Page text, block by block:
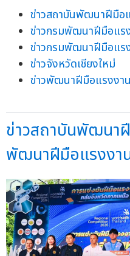
ข่าวสถาบันพัฒนาฝีมือ
ข่าวกรมพัฒนาฝีมือแร
ข่าวกรมพัฒนาฝีมือแร
ข่าวจังหวัดเชียงใหม่
ข่าวพัฒนาฝีมือแรงงาน
ข่าวสถาบันพัฒนา
พัฒนาฝีมือแรงงา